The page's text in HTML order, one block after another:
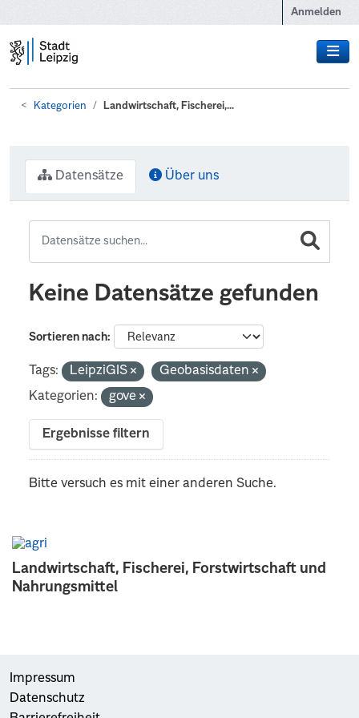
Anmelden
Kategorien Landwirtschaft, Fischerei,...
Landwirtschaft, Fischerei, Forstwirtschaft und
Nahrungsmittel
Datensätze Über uns
Keine Datensätze gefunden
Sortieren nach
Tags: LeipziGIS
Geobasisdaten
Kategorien:
gove
Ergebnisse filtern
Bitte versuch es mit einer anderen Suche.
Impressum
Datenschutz